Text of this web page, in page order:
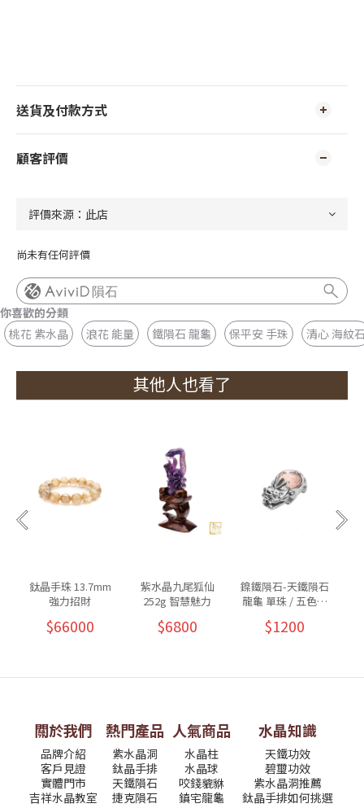
送貨及付款方式
顧客評價
尚未有任何評價
隕石
你喜歡的分類
桃花 紫水晶
浪花 能量 鐵隕石 龍龜 保平安 手珠 清心 海紋
其他人也看了
鈦晶手珠 13.7mm
強力招財
$66000
紫水晶九尾狐仙
252g 智慧魅力
$6800
鎳鐵隕石-天鐵隕石
龍龜 單珠 / 五色可
$1200
關於我們
品牌介紹
客戶見證
實體門市
吉祥水晶教室
熱門產品
紫水晶洞
鈦晶手排
天鐵隕石
捷克隕石
人氣商品
水晶柱
水晶球
咬錢貔貅
鎮宅龍龜
水晶知識
天鐵功效
碧璽功效
紫水晶洞推薦
鈦晶手排如何挑選